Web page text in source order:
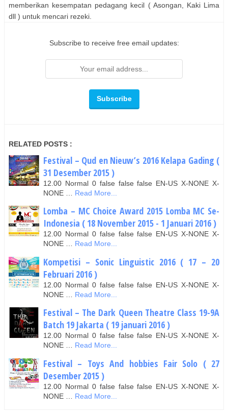
memberikan kesempatan pedagang kecil ( Asongan, Kaki Lima
dll ) untuk mencari rezeki.
Subscribe to receive free email updates:
RELATED POSTS :
Festival – Qud en Nieuw’s 2016 Kelapa Gading (
31 Desember 2015 )
12.00 Normal 0 false false false EN-US X-NONE X-
NONE …
Read More...
Lomba – MC Choice Award 2015 Lomba MC Se-
Indonesia ( 18 November 2015 - 1 Januari 2016 )
12.00 Normal 0 false false false EN-US X-NONE X-
NONE …
Read More...
Kompetisi – Sonic Linguistic 2016 ( 17 – 20
Februari 2016 )
12.00 Normal 0 false false false EN-US X-NONE X-
NONE …
Read More...
Festival – The Dark Queen Theatre Class 19-9A
Batch 19 Jakarta ( 19 januari 2016 )
12.00 Normal 0 false false false EN-US X-NONE X-
NONE …
Read More...
Festival – Toys And hobbies Fair Solo ( 27
Desember 2015 )
12.00 Normal 0 false false false EN-US X-NONE X-
NONE …
Read More...